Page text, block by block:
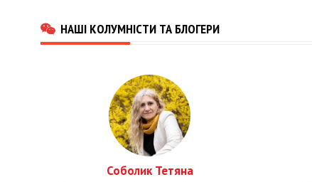
НАШІ КОЛУМНІСТИ ТА БЛОГЕРИ
Соболик Тетяна